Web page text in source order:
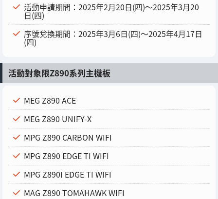
活動申請期間：2025年2月20日(四)～2025年3月20
日(四)
序號兌換期間：2025年3月6日(四)～2025年4月17日
(四)
活動對象限Z890系列主機板
MEG Z890 ACE
MEG Z890 UNIFY-X
MPG Z890 CARBON WIFI
MPG Z890 EDGE TI WIFI
MPG Z890I EDGE TI WIFI
MAG Z890 TOMAHAWK WIFI